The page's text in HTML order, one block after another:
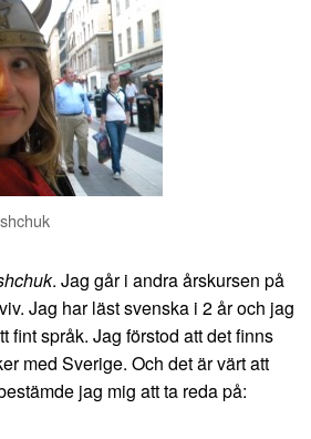
. Jag går i andra årskursen på
Jag har läst svenska i 2 år och jag
fint språk. Jag förstod att det finns
med Sverige. Och det är värt att
jag mig att ta reda på: